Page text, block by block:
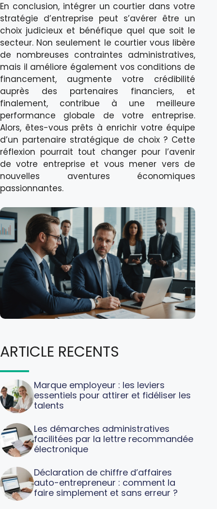
En conclusion, intégrer un courtier dans votre
stratégie d’entreprise peut s’avérer être un
choix judicieux et bénéfique quel que soit le
secteur. Non seulement le courtier vous libère
de nombreuses contraintes administratives,
mais il améliore également vos conditions de
financement, augmente votre crédibilité
auprès des partenaires financiers, et
finalement, contribue à une meilleure
performance globale de votre entreprise.
Alors, êtes-vous prêts à enrichir votre équipe
d’un partenaire stratégique de choix ? Cette
réflexion pourrait tout changer pour l’avenir
de votre entreprise et vous mener vers de
nouvelles aventures économiques
passionnantes.
ARTICLE RECENTS
Marque employeur : les leviers
essentiels pour attirer et fidéliser les
talents
Les démarches administratives
facilitées par la lettre recommandée
électronique
Déclaration de chiffre d’affaires
auto-entrepreneur : comment la
faire simplement et sans erreur ?